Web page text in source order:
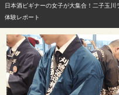
日本酒ビギナーの女子が大集合！二子玉川
体験レポート